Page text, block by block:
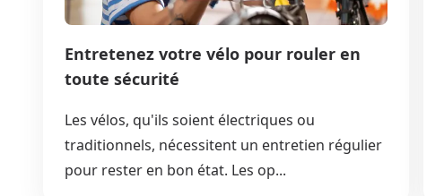
Entretenez votre vélo pour rouler en
toute sécurité
Les vélos, qu'ils soient électriques ou
traditionnels, nécessitent un entretien régulier
pour rester en bon état. Les op...